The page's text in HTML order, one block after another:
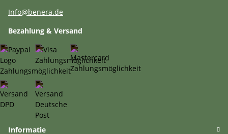
Info@benera.de
Bezahlung & Versand
Informatie